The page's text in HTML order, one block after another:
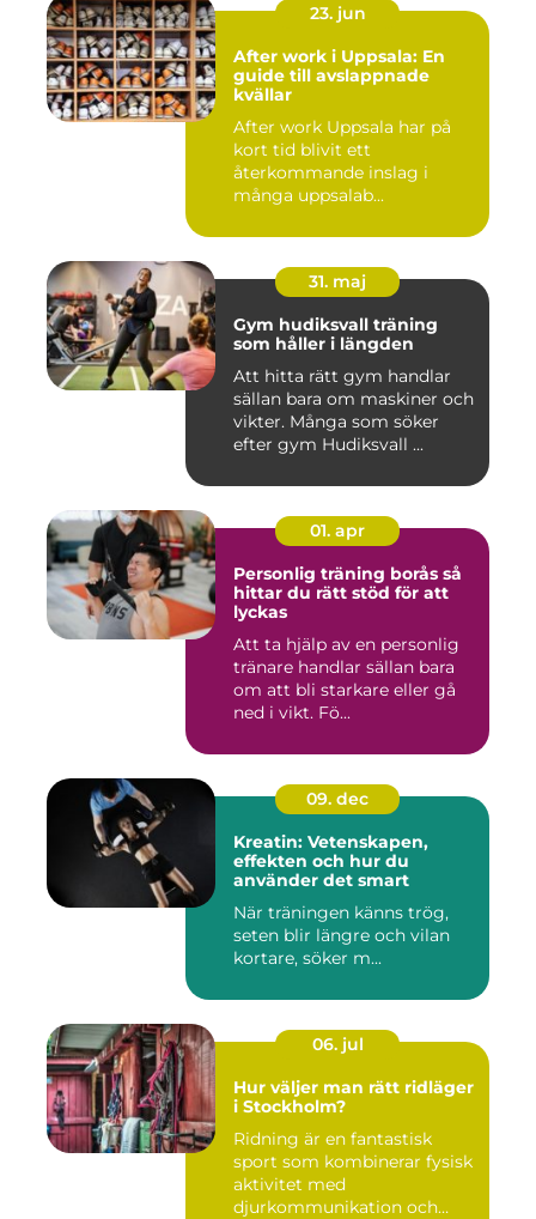
23. jun
After work i Uppsala: En
guide till avslappnade
kvällar
After work Uppsala har på
kort tid blivit ett
återkommande inslag i
många uppsalab...
31. maj
Gym hudiksvall träning
som håller i längden
Att hitta rätt gym handlar
sällan bara om maskiner och
vikter. Många som söker
efter gym Hudiksvall ...
01. apr
Personlig träning borås så
hittar du rätt stöd för att
lyckas
Att ta hjälp av en personlig
tränare handlar sällan bara
om att bli starkare eller gå
ned i vikt. Fö...
09. dec
Kreatin: Vetenskapen,
effekten och hur du
använder det smart
När träningen känns trög,
seten blir längre och vilan
kortare, söker m...
06. jul
Hur väljer man rätt ridläger
i Stockholm?
Ridning är en fantastisk
sport som kombinerar fysisk
aktivitet med
djurkommunikation och